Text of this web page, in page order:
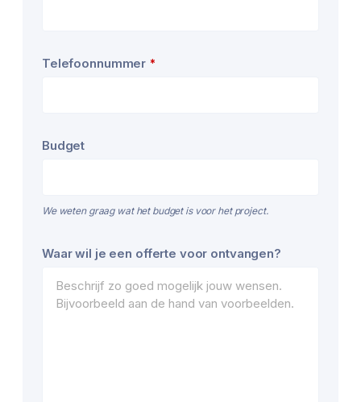
Telefoonnummer *
Budget
We weten graag wat het budget is voor het project.
Waar wil je een offerte voor ontvangen?